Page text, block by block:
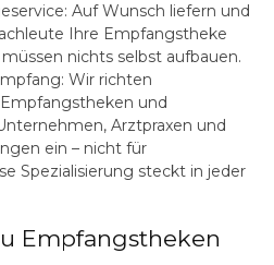
Auf Wunsch liefern und
Ihre Empfangstheke
nichts selbst aufbauen.
Wir richten
und
Arztpraxen und
ein – nicht für
Spezialisierung steckt in jeder
Empfangstheken